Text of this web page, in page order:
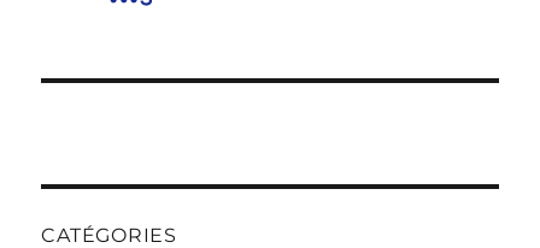
CATÉGORIES